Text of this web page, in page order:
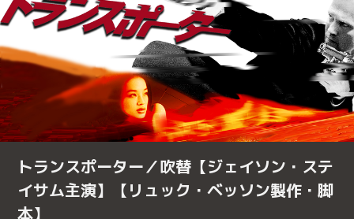
トランスポーター／吹替【ジェイソン・ステ
イサム主演】【リュック・ベッソン製作・脚
本】